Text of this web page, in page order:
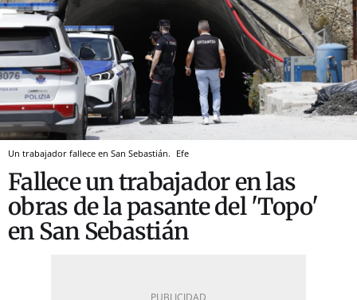
Un trabajador fallece en San Sebastián. Efe
Fallece un trabajador en las
obras de la pasante del 'Topo'
en San Sebastián